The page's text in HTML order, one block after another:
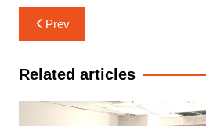
Navigasi
pos
Prev
Related articles